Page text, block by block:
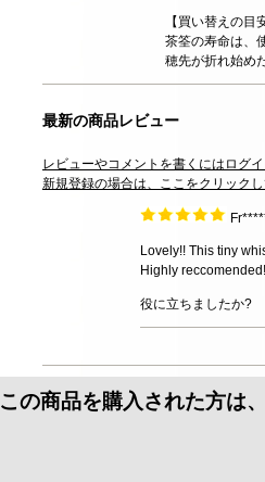
【買い替えの目
茶筌の寿命は、
穂先が折れ始め
最新の商品レビュー
レビューやコメントを書くにはログ
新規登録の場合は、ここをクリック
Lovely!! This tiny
Highly
役に立ちましたか?
この商品を購入された方は